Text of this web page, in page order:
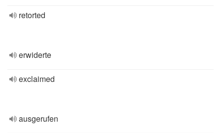
retorted
erwiderte
exclaimed
ausgerufen